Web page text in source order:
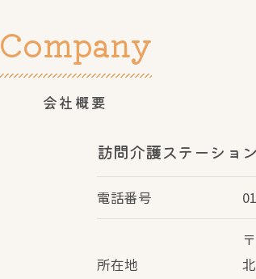
Company
会社概要
訪問介護ステーショ
電話番号
所在地